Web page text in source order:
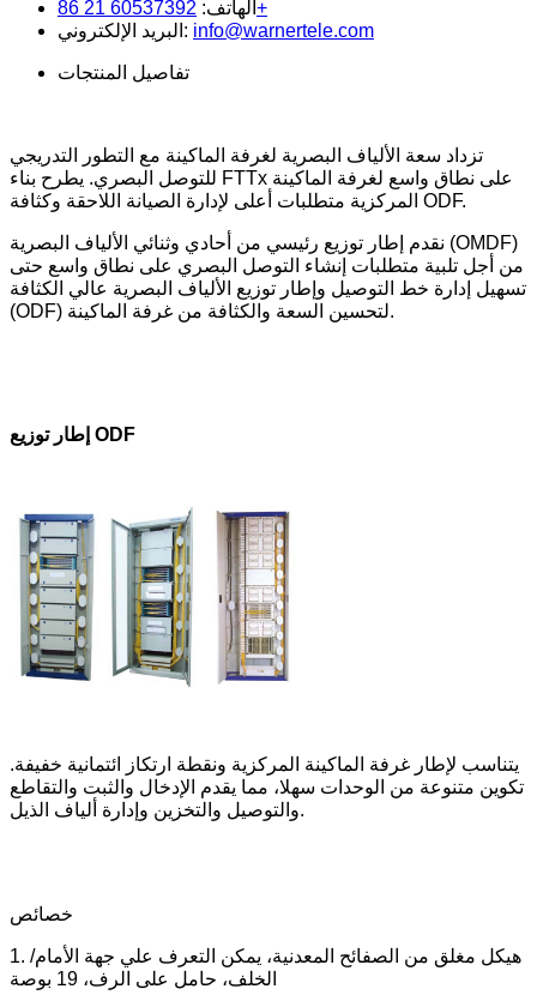
الهاتف: 60537392 21 86+
البريد الإلكتروني: info@warnertele.com
تفاصيل المنتجات
تزداد سعة الألياف البصرية لغرفة الماكينة مع التطور التدريجي
للتوصل البصري. يطرح بناء FTTx على نطاق واسع لغرفة الماكينة
المركزية متطلبات أعلى لإدارة الصيانة اللاحقة وكثافة ODF.
نقدم إطار توزيع رئيسي من أحادي وثنائي الألياف البصرية (OMDF)
من أجل تلبية متطلبات إنشاء التوصل البصري على نطاق واسع حتى
تسهيل إدارة خط التوصيل وإطار توزيع الألياف البصرية عالي الكثافة
(ODF) لتحسين السعة والكثافة من غرفة الماكينة.
ODF
يتناسب لإطار غرفة الماكينة المركزية ونقطة ارتكاز ائتمانية خفيفة.
تكوين متنوعة من الوحدات سهلا، مما يقدم الإدخال والثبت والتقاطع
والتوصيل والتخزين وإدارة ألياف الذيل.
خصائص
1. هيكل مغلق من الصفائح المعدنية، يمكن التعرف علي جهة الأمام/
الخلف، حامل على الرف، 19 بوصة